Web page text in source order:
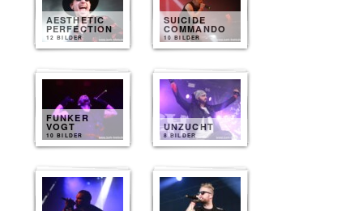
AESTHETIC
PERFECTION
12 BILDER
SUICIDE
COMMANDO
10 BILDER
FUNKER
VOGT
10 BILDER
UNZUCHT
8 BILDER